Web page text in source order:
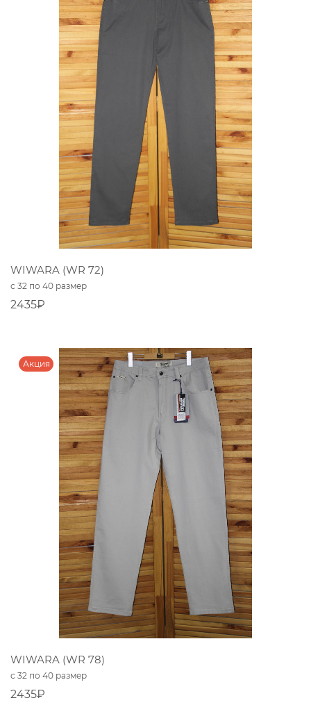
WIWARA (WR 72)
с 32 по 40 размер
2435₽
WIWARA (WR 78)
с 32 по 40 размер
2435₽